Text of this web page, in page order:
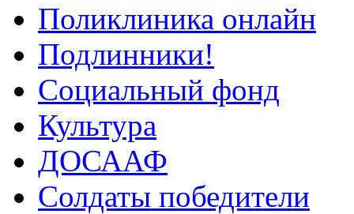
Поликлиника онлайн
Подлинники!
Социальный фонд
Культура
ДОСААФ
Солдаты победители